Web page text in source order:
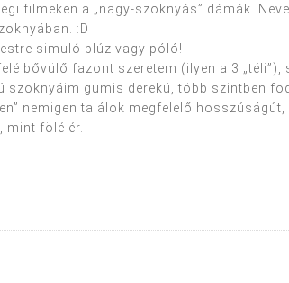
filmeken a „nagy-szoknyás” dámák.
:D
simuló blúz vagy póló!
bővülő fazont szeretem (ilyen a 3 „téli”),
szoknyáim gumis derekú, több szintben
nemigen találok megfelelő
mint fölé ér.